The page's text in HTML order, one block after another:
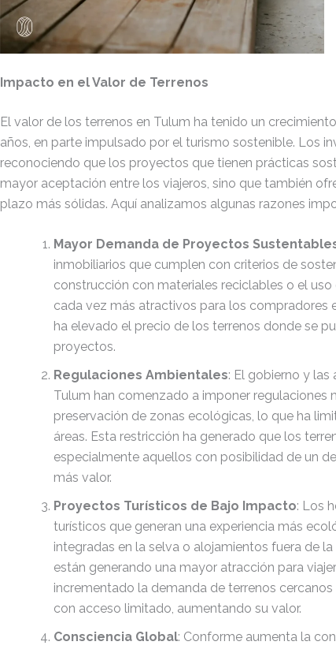
Impacto en el Valor de Terrenos
El valor de los terrenos en Tulum ha tenido un
años, en parte impulsado por el turismo sostenible. Los
reconociendo que los proyectos que tienen prácticas
mayor aceptación entre los viajeros, sino que también
plazo más sólidas. Aquí analizamos algunas razones
Mayor Demanda de Proyectos
inmobiliarios que cumplen con criterios de
construcción con materiales reciclables o el uso
cada vez más atractivos para los compradores
ha elevado el precio de los terrenos donde se
proyectos.
Regulaciones Ambientales: El gobierno y las
Tulum han comenzado a imponer regulaciones
preservación de zonas ecológicas, lo que ha
áreas. Esta restricción ha generado que los
especialmente aquellos con posibilidad de un
más valor.
Proyectos Turísticos de Bajo Impacto: Los
turísticos que generan una experiencia más
integradas en la selva o alojamientos fuera de
están generando una mayor atracción para
incrementado la demanda de terrenos cercanos
con acceso limitado, aumentando su valor.
Consciencia Global: Conforme aumenta la